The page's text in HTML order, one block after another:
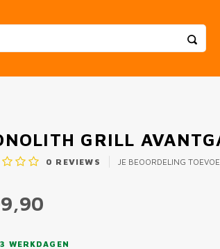
GRILL
0 REVIEWS JE BEOORDELING
WERKDAGEN